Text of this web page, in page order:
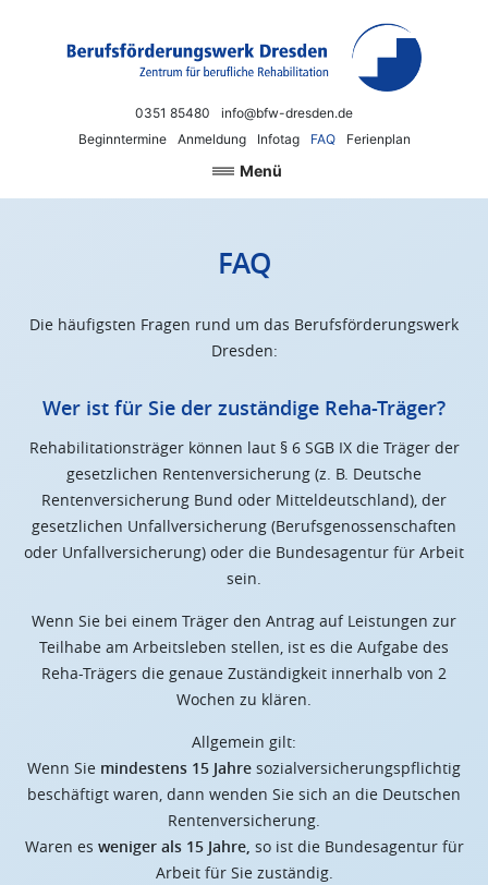
0351 85480
info@bfw-dresden.de
Beginntermine
Anmeldung Infotag FAQ Ferienplan
Berufsförderungswerk Dresden
Neue Chancen für Beruf und Arbeit
Menü
FAQ
Die häufigsten Fragen rund um das Berufsförderungswerk
Dresden:
Wer ist für Sie der zuständige Reha-Träger?
Rehabilitationsträger können laut § 6 SGB IX die Träger der
gesetzlichen Rentenversicherung (z. B. Deutsche
Rentenversicherung Bund oder Mitteldeutschland), der
gesetzlichen Unfallversicherung (Berufsgenossenschaften
oder Unfallversicherung) oder die Bundesagentur für Arbeit
sein.
Wenn Sie bei einem Träger den Antrag auf Leistungen zur
Teilhabe am Arbeitsleben stellen, ist es die Aufgabe des
Reha-Trägers die genaue Zuständigkeit innerhalb von 2
Wochen zu klären.
Allgemein gilt:
Wenn Sie mindestens 15 Jahre sozialversicherungspflichtig
beschäftigt waren, dann wenden Sie sich an die Deutschen
Rentenversicherung.
Waren es weniger als 15 Jahre, so ist die Bundesagentur für
Arbeit für Sie zuständig.